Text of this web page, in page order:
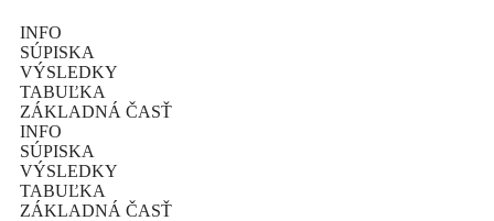
INFO
SÚPISKA
VÝSLEDKY
TABUĽKA
ZÁKLADNÁ ČASŤ
INFO
SÚPISKA
VÝSLEDKY
TABUĽKA
ZÁKLADNÁ ČASŤ